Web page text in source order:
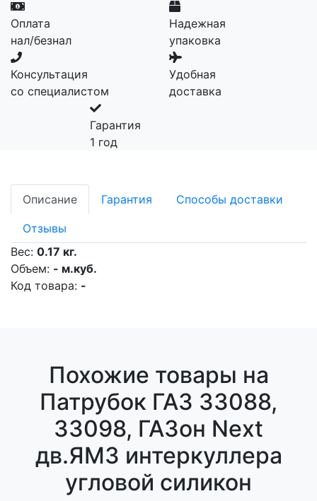
Оплата
нал/безнал
Надежная
упаковка
Консультация
со специалистом
Удобная
доставка
Гарантия
1 год
Описание Гарантия Способы доставки
Отзывы
Вес: 0.17 кг.
Объем: - м.куб.
Код товара: -
Похожие товары на
Патрубок ГАЗ 33088,
33098, ГАЗон Next
дв.ЯМЗ интеркуллера
угловой силикон